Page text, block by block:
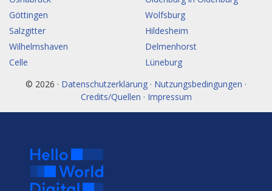
Göttingen
Wolfsburg
Salzgitter
Hildesheim
Wilhelmshaven
Delmenhorst
Celle
Lüneburg
© 2026 · Datenschutzerklärung · Nutzungsbedingungen ·
Credits/Quellen · Impressum